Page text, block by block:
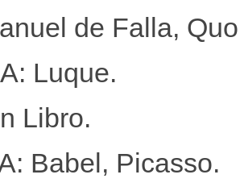
de Falla,
Luque.
Libro.
Babel, Picasso.